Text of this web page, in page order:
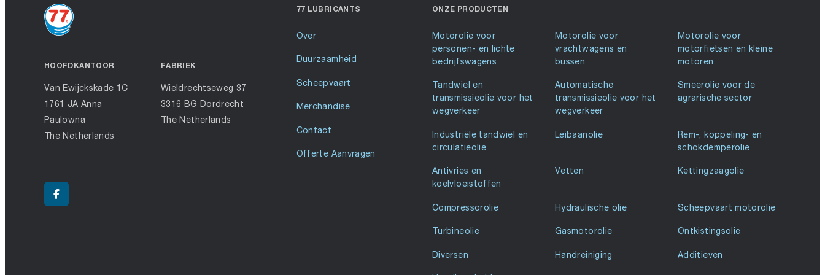
HOOFDKANTOOR
Van Ewijckskade 1C
1761 JA Anna
Paulowna
The Netherlands
FABRIEK
Wieldrechtseweg 37
3316 BG Dordrecht
The Netherlands
77 LUBRICANTS
Over
Duurzaamheid
Scheepvaart
Merchandise
Contact
Offerte Aanvragen
ONZE PRODUCTEN
Motorolie voor
personen- en lichte
bedrijfswagens
Motorolie voor
vrachtwagens en
bussen
Motorolie voor
motorfietsen en kleine
motoren
Tandwiel en
transmissieolie voor het
wegverkeer
Automatische
transmissieolie voor het
wegverkeer
Smeerolie voor de
agrarische sector
Industriële tandwiel en
circulatieolie
Leibaanolie
Rem-, koppeling- en
schokdemperolie
Antivries en
koelvloeistoffen
Vetten Kettingzaagolie
Compressorolie Hydraulische olie Scheepvaart motorolie
Turbineolie Gasmotorolie Ontkistingsolie
Diversen Handreiniging Additieven